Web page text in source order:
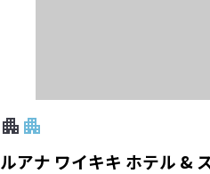
ルアナ ワイキキ ホテル &